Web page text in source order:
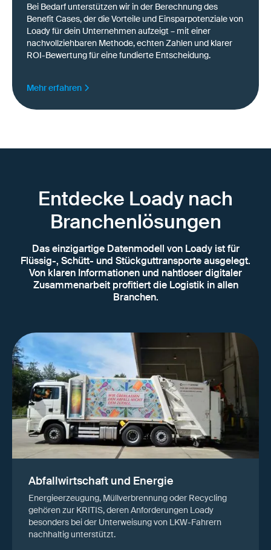
Bei Bedarf unterstützen wir in der Berechnung des
Benefit Cases, der die Vorteile und Einsparpotenziale von
Loady für dein Unternehmen aufzeigt – mit einer
nachvollziehbaren Methode, echten Zahlen und klarer
ROI-Bewertung für eine fundierte Entscheidung.
Mehr erfahren
Entdecke Loady nach
Branchenlösungen
Das einzigartige Datenmodell von Loady ist für
Flüssig-, Schütt- und Stückguttransporte ausgelegt.
Von klaren Informationen und nahtloser digitaler
Zusammenarbeit profitiert die Logistik in allen
Branchen.
Abfallwirtschaft und Energie
Energieerzeugung, Müllverbrennung oder Recycling
gehören zur KRITIS, deren Anforderungen Loady
besonders bei der Unterweisung von LKW-Fahrern
nachhaltig unterstützt.